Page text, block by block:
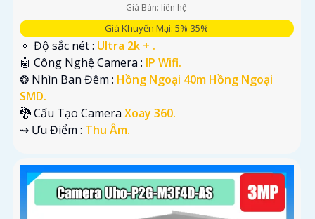
Giá Bán: liên hệ
Giá Khuyến Mại: 5%-35%
🔅 Độ sắc nét : Ultra 2k + .
🤖️ Công Nghệ Camera : IP Wifi.
❂ Nhìn Ban Đêm : Hồng Ngoại 40m Hồng Ngoại
SMD.
🐉️ Cấu Tạo Camera Xoay 360.
️⇝ Ưu Điểm : Thu Âm.